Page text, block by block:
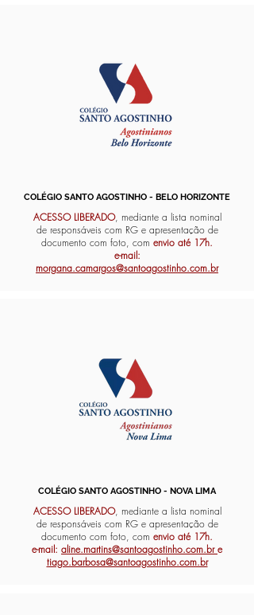
COLÉGIO SANTO AGOSTINHO - BELO HORIZONTE
ACESSO LIBERADO, mediante a lista nominal
de responsáveis com RG e apresentação de
documento com foto, com envio até 17h.
e-mail:
morgana.camargos@santoagostinho.com.br
COLÉGIO SANTO AGOSTINHO - NOVA LIMA
ACESSO LIBERADO, mediante a lista nominal
de responsáveis com RG e apresentação de
documento com foto, com envio até 17h.
e-mail: aline.martins@santoagostinho.com.bre
tiago.barbosa@santoagostinho.com.br